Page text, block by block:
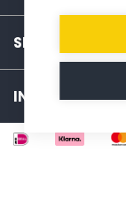
SERVICE
INFO